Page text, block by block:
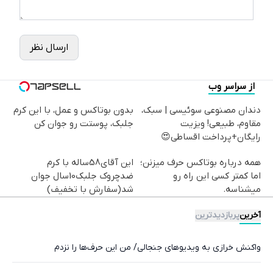
ارسال نظر
از سراسر وب
دندان مصنوعی سوئیسی | سبک،
مقاوم، طبیعی! ویزیت
رایگان+پرداخت اقساطی😍
بدون بوتاکس و عمل، با این کرم
جلبک، پوستت رو جوان کن
همه درباره بوتاکس حرف میزنن؛
اما کمتر کسی این راه رو
میشناسه.
این آقای58ساله با کرم
ضدچروک جلبک10سال جوان
شد(سفارش با تخفیف)
آخرینپربازدیدترین
واکنش خرازی به ویدیوهای جنجالی/ من این حرف‌ها را نزدم